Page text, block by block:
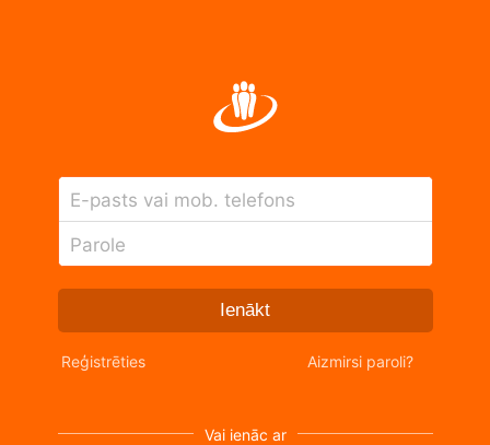
E-pasts vai mob. telefons
Parole
Ienākt
Reģistrēties Aizmirsi paroli?
Vai ienāc ar